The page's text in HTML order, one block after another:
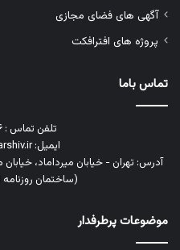
آگهی های فضای مجازی
پروژه های افترافکت
تماس باما
تلفن تماس : ۰۲۱۷۱۰۵۸۷۷۶
ایمیل: info@mediaarshiv.ir
(ساختمان روزنامه
موضوعات پرطرفدار